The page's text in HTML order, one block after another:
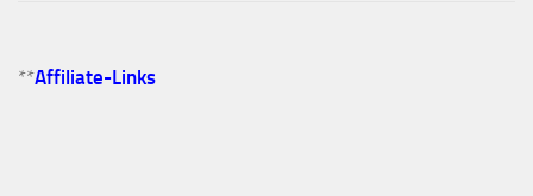
**Affiliate-Links